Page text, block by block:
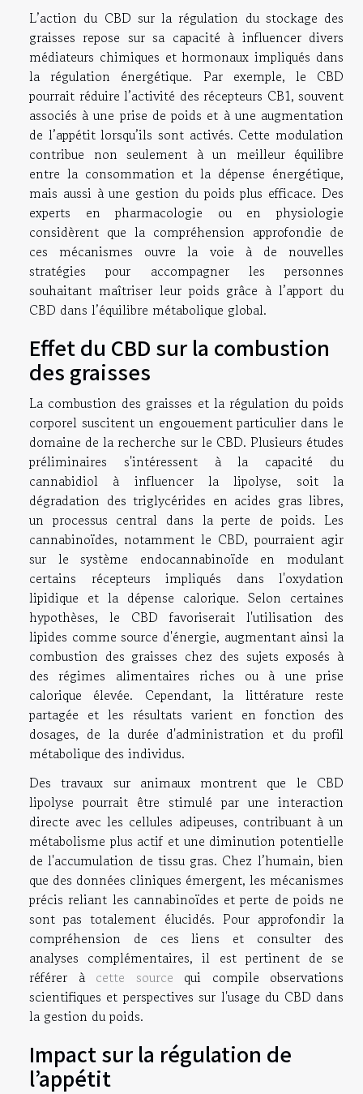
L’action du CBD sur la régulation du stockage des
graisses repose sur sa capacité à influencer divers
médiateurs chimiques et hormonaux impliqués dans
la régulation énergétique. Par exemple, le CBD
pourrait réduire l’activité des récepteurs CB1, souvent
associés à une prise de poids et à une augmentation
de l’appétit lorsqu’ils sont activés. Cette modulation
contribue non seulement à un meilleur équilibre
entre la consommation et la dépense énergétique,
mais aussi à une gestion du poids plus efficace. Des
experts en pharmacologie ou en physiologie
considèrent que la compréhension approfondie de
ces mécanismes ouvre la voie à de nouvelles
stratégies pour accompagner les personnes
souhaitant maîtriser leur poids grâce à l’apport du
CBD dans l’équilibre métabolique global.
Effet du CBD sur la combustion
des graisses
La combustion des graisses et la régulation du poids
corporel suscitent un engouement particulier dans le
domaine de la recherche sur le CBD. Plusieurs études
préliminaires s'intéressent à la capacité du
cannabidiol à influencer la lipolyse, soit la
dégradation des triglycérides en acides gras libres,
un processus central dans la perte de poids. Les
cannabinoïdes, notamment le CBD, pourraient agir
sur le système endocannabinoïde en modulant
certains récepteurs impliqués dans l'oxydation
lipidique et la dépense calorique. Selon certaines
hypothèses, le CBD favoriserait l'utilisation des
lipides comme source d'énergie, augmentant ainsi la
combustion des graisses chez des sujets exposés à
des régimes alimentaires riches ou à une prise
calorique élevée. Cependant, la littérature reste
partagée et les résultats varient en fonction des
dosages, de la durée d'administration et du profil
métabolique des individus.
Des travaux sur animaux montrent que le CBD
lipolyse pourrait être stimulé par une interaction
directe avec les cellules adipeuses, contribuant à un
métabolisme plus actif et une diminution potentielle
de l'accumulation de tissu gras. Chez l’humain, bien
que des données cliniques émergent, les mécanismes
précis reliant les cannabinoïdes et perte de poids ne
sont pas totalement élucidés. Pour approfondir la
compréhension de ces liens et consulter des
analyses complémentaires, il est pertinent de se
référer à cette source qui compile observations
scientifiques et perspectives sur l'usage du CBD dans
la gestion du poids.
Impact sur la régulation de
l’appétit